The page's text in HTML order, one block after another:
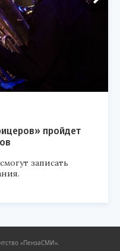
пройдет
записать
«ПензаСМИ».